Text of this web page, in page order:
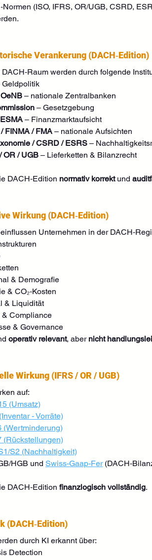
(ISO, IFRS, OR/UGB, CSRD,
Verankerung (DACH‑Edition)
werden durch folgende
Geldpolitik
– nationale Zentralbanken
– Gesetzgebung
– Finanzmarktaufsicht
FINMA / FMA – nationale Aufsichten
/ CSRD / ESRS –
OR / UGB – Lieferketten & Bilanzrecht
DACH‑Edition normativ korrekt und
Wirkung (DACH‑Edition)
Unternehmen in der
& Demografie
& CO₂‑Kosten
& Liquidität
& Compliance
& Governance
operativ relevant, aber nicht
Wirkung (IFRS / OR / UGB)
auf:
(Umsatz)
- Vorräte)
(Wertminderung)
(Rückstellungen)
S2 (Nachhaltigkeit)
HGB und Swiss-Gaap-Fer
DACH‑Edition finanzlogisch vollständig.
(DACH‑Edition)
durch KI erkannt über:
Detection